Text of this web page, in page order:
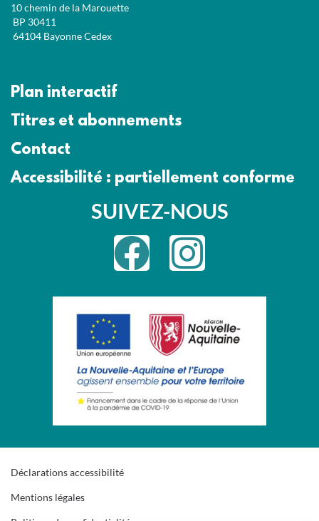
10 chemin de la Marouette
BP 30411
64104 Bayonne Cedex
Plan interactif
Titres et abonnements
Contact
Accessibilité : partiellement conforme
SUIVEZ-NOUS
Déclarations accessibilité
Mentions légales